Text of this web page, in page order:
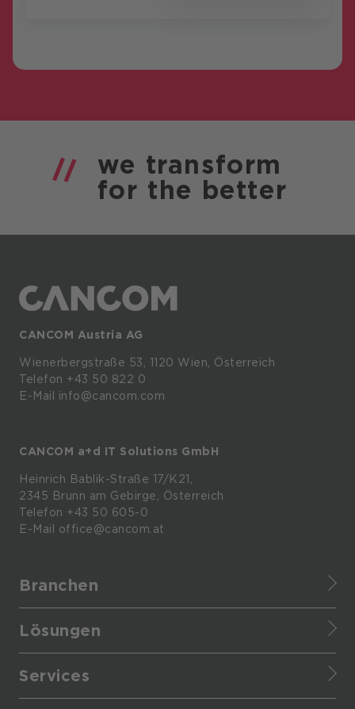
we transform
for the better
CANCOM Austria AG
Wienerbergstraße 53, 1120 Wien, Österreich
Telefon +43 50 822 0
E-Mail info@cancom.com
CANCOM a+d IT Solutions GmbH
Heinrich Bablik-Straße 17/K21,
2345 Brunn am Gebirge, Österreich
Telefon +43 50 605-0
E-Mail office@cancom.at
Branchen
Healthcare
Lösungen
Cloud Data Platform
Services